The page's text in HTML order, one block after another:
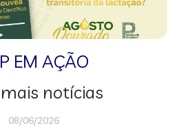
EM AÇÃO
notícias
08/06/2026